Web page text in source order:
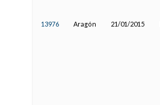
13976 Aragón 21/01/2015